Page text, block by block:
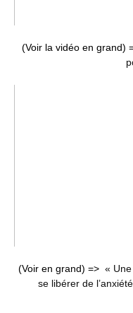
(Voir la vidéo en grand)
(Voir en grand) => «
se libérer de